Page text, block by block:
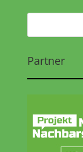
Partner